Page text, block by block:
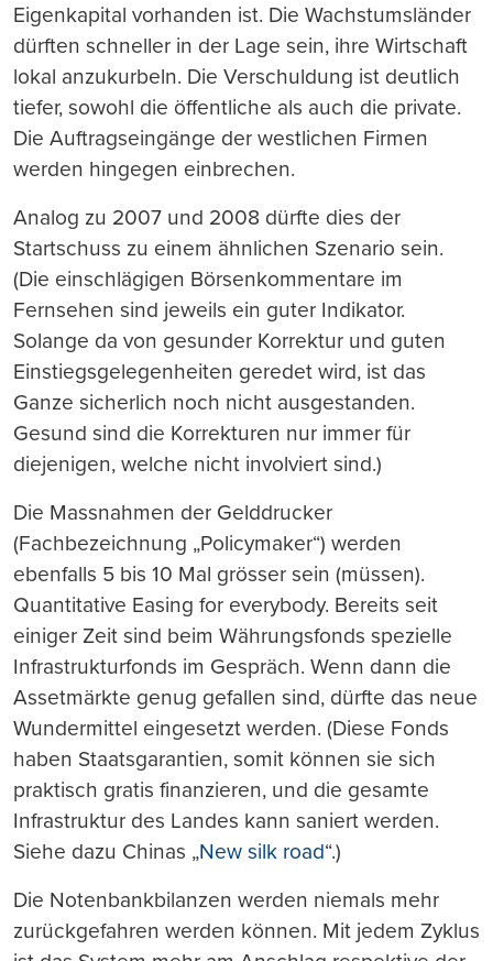
Eigenkapital vorhanden ist. Die Wachstumsländer
dürften schneller in der Lage sein, ihre Wirtschaft
lokal anzukurbeln. Die Verschuldung ist deutlich
tiefer, sowohl die öffentliche als auch die private.
Die Auftragseingänge der westlichen Firmen
werden hingegen einbrechen.
Analog zu 2007 und 2008 dürfte dies der
Startschuss zu einem ähnlichen Szenario sein.
(Die einschlägigen Börsenkommentare im
Fernsehen sind jeweils ein guter Indikator.
Solange da von gesunder Korrektur und guten
Einstiegsgelegenheiten geredet wird, ist das
Ganze sicherlich noch nicht ausgestanden.
Gesund sind die Korrekturen nur immer für
diejenigen, welche nicht involviert sind.)
Die Massnahmen der Gelddrucker
(Fachbezeichnung „Policymaker“) werden
ebenfalls 5 bis 10 Mal grösser sein (müssen).
Quantitative Easing for everybody. Bereits seit
einiger Zeit sind beim Währungsfonds spezielle
Infrastrukturfonds im Gespräch. Wenn dann die
Assetmärkte genug gefallen sind, dürfte das neue
Wundermittel eingesetzt werden. (Diese Fonds
haben Staatsgarantien, somit können sie sich
praktisch gratis finanzieren, und die gesamte
Infrastruktur des Landes kann saniert werden.
Siehe dazu Chinas „New silk road“.)
Die Notenbankbilanzen werden niemals mehr
zurückgefahren werden können. Mit jedem Zyklus